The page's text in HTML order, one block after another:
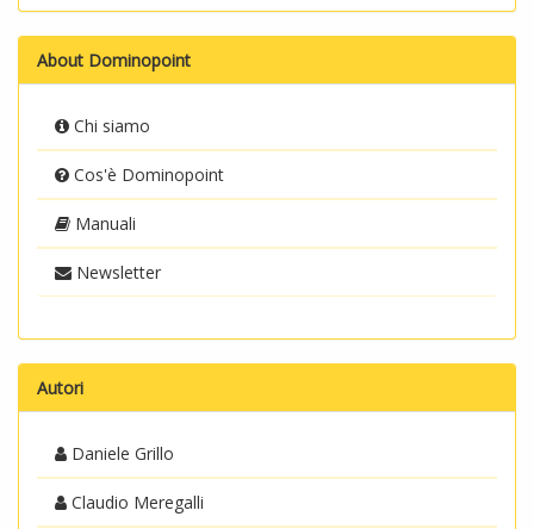
About Dominopoint
Chi siamo
Cos'è Dominopoint
Manuali
Newsletter
Autori
Daniele Grillo
Claudio Meregalli